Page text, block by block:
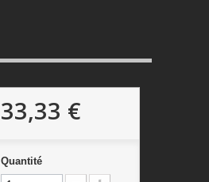
33,33 €
Quantité